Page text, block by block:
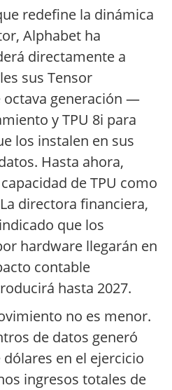
redefine la dinámica
Alphabet ha
directamente a
sus Tensor
octava generación —
y TPU 8i para
los instalen en sus
Hasta ahora,
de TPU como
directora financiera,
que los
hardware llegarán en
contable
hasta 2027.
no es menor.
de datos generó
en el ejercicio
ingresos totales de